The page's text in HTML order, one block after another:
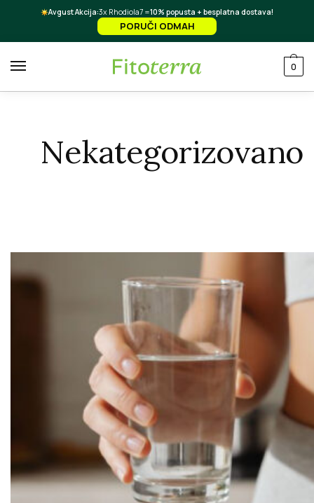
Avgust Akcija:3x Rhodiola7 =10% popusta + besplatna dostava!
PORUČI ODMAH
0
Nekategorizovano